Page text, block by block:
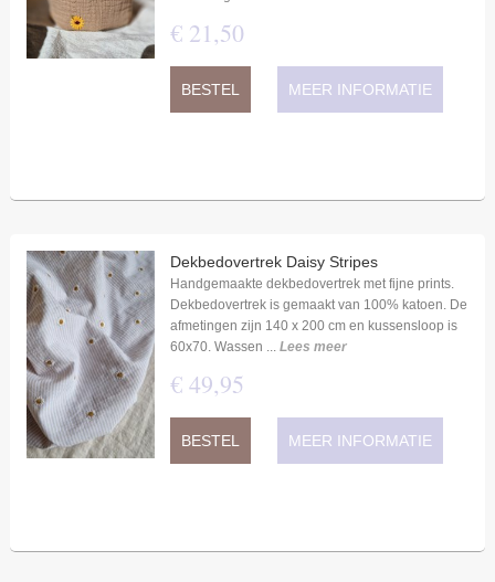
€ 21,50
BESTEL MEER INFORMATIE
Dekbedovertrek Daisy Stripes
Handgemaakte dekbedovertrek met fijne prints.
Dekbedovertrek is gemaakt van 100% katoen. De
afmetingen zijn 140 x 200 cm en kussensloop is
60x70. Wassen ... Lees meer
€ 49,95
BESTEL MEER INFORMATIE